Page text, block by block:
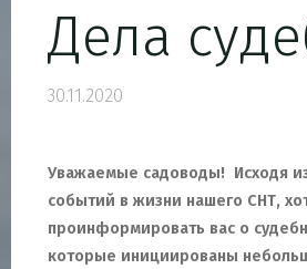
Дела
30.11.2020
Уважаемые садоводы! Исходя
событий в жизни нашего СНТ,
проинформировать вас о
которые инициированы